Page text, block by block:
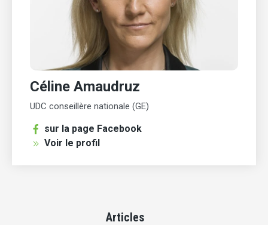
Céline Amaudruz
UDC conseillère nationale (GE)
sur la page Facebook
Voir le profil
Articles